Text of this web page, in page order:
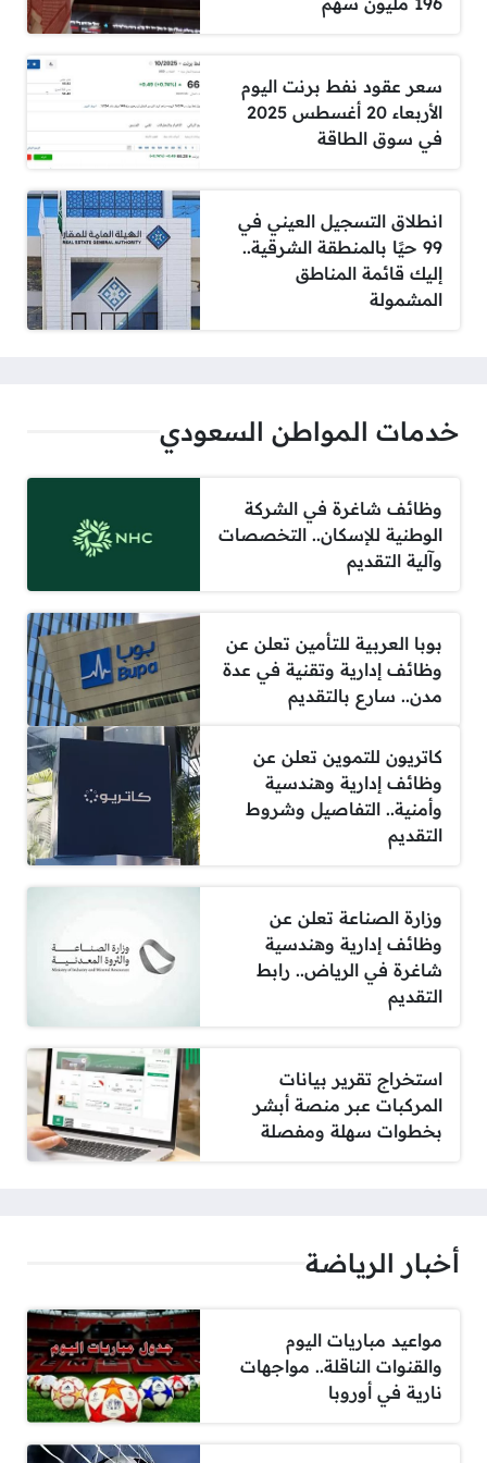
سعر عقود نفط برنت اليوم
الأربعاء 20 أغسطس 2025
في سوق الطاقة
انطلاق التسجيل العيني في
99 حيًا بالمنطقة الشرقية..
إليك قائمة المناطق
المشمولة
خدمات المواطن السعودي
وظائف شاغرة في الشركة
الوطنية للإسكان.. التخصصات
وآلية التقديم
بوبا العربية للتأمين تعلن عن
وظائف إدارية وتقنية في عدة
مدن.. سارع بالتقديم
كاتريون للتموين تعلن عن
وظائف إدارية وهندسية
وأمنية.. التفاصيل وشروط
التقديم
وزارة الصناعة تعلن عن
وظائف إدارية وهندسية
شاغرة في الرياض.. رابط
التقديم
استخراج تقرير بيانات
المركبات عبر منصة أبشر
بخطوات سهلة ومفصلة
أخبار الرياضة
مواعيد مباريات اليوم
والقنوات الناقلة.. مواجهات
نارية في أوروبا